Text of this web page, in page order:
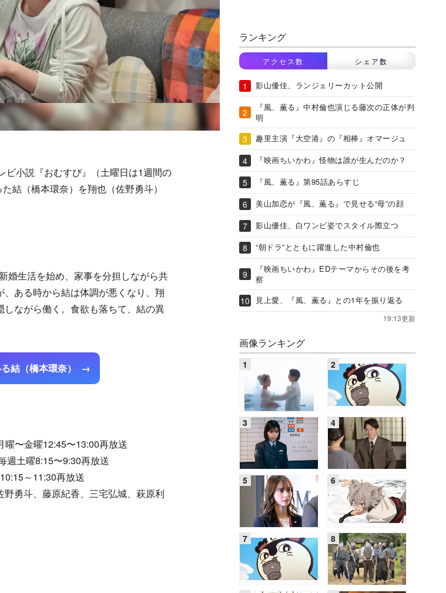
小説『おむすび』（土曜日は1週間の
結（橋本環奈）を翔也（佐野勇斗）
婚生活を始め、家事を分担しながら共
ある時から結は体調が悪くなり、翔
ながら働く。食欲も落ちて、結の異
結（橋本環奈）
〜金曜12:45〜13:00再放送
週土曜8:15〜9:30再放送
～11:30再放送
勇斗、藤原紀香、三宅弘城、萩原利
ランキング
アクセス数 シェア数
影山優佳、ランジェリーカット公開
『風、薫る』中村倫也演じる藤次の正体が判
明
趣里主演『大空港』の『相棒』オマージュ
『映画ちいかわ』怪物は誰が生んだのか？
『風、薫る』第95話あらすじ
美山加恋が『風、薫る』で見せる“母”の顔
影山優佳、白ワンピ姿でスタイル際立つ
“朝ドラ”とともに躍進した中村倫也
『映画ちいかわ』EDテーマからその後を考
察
見上愛、『風、薫る』との1年を振り返る
19:13更新
画像ランキング